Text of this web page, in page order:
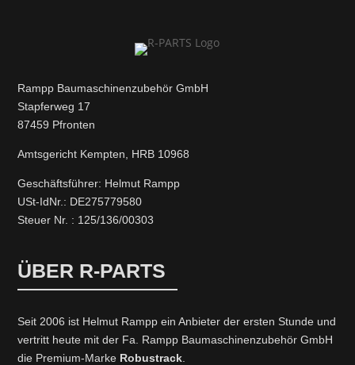
Rampp Baumaschinenzubehör GmbH
Stapferweg 17
87459 Pfronten
Amtsgericht Kempten, HRB 10968
Geschäftsführer: Helmut Rampp
USt-IdNr.: DE275779580
Steuer Nr. : 125/136/00303
ÜBER R-PARTS
Seit 2006 ist Helmut Rampp ein An­bieter der ersten Stunde und
vertritt heute mit der Fa. Rampp Baumaschinenzubehör GmbH
die Premium-Marke Robustrack